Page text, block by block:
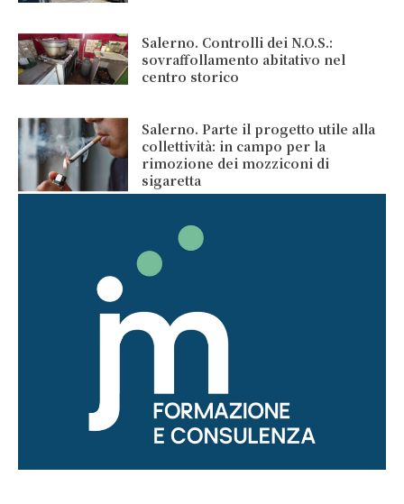
Salerno. Controlli dei N.O.S.:
sovraffollamento abitativo nel
centro storico
Salerno. Parte il progetto utile alla
collettività: in campo per la
rimozione dei mozziconi di
sigaretta